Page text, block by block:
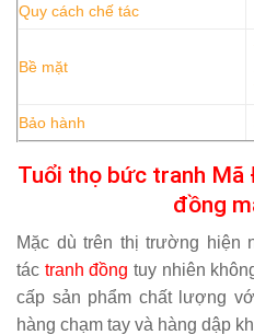
Quy cách chế tác
Bề mặt
Bảo hành
Tuổi thọ bức tranh Mã
đồng
Mặc dù trên thị trường hiện
tác tranh đồng tuy nhiên
cấp sản phẩm chất lượng
hàng chạm tay và hàng dập